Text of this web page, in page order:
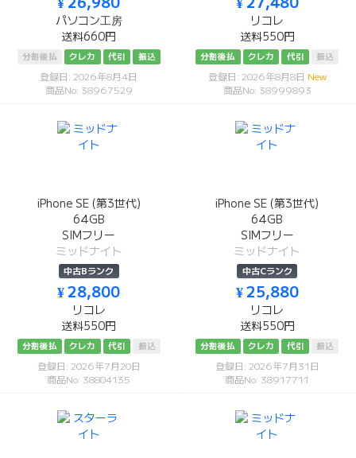
パソコン工房
送料660円
分割後払 クレカ 代引 振込
登録日: 2026年8月4日
商品No: 38967529
リコレ
送料550円
分割後払 クレカ 代引 振込
登録日: 2026年8月8日 New
商品No: 38999893
iPhone SE (第3世代)
64GB
SIMフリー
ミッドナイト
中古Bランク
¥ 28,800
リコレ
送料550円
分割後払 クレカ 代引 振込
登録日: 2026年7月20日
商品No: 38804135
iPhone SE (第3世代)
64GB
SIMフリー
ミッドナイト
中古Cランク
¥ 25,880
リコレ
送料550円
分割後払 クレカ 代引 振込
登録日: 2026年7月31日
商品No: 38917711